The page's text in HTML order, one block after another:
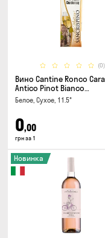
(0)
Вино Cantine Ronco
Antico Pinot Bianco
Chardonnay Rubicone IGT
Белое, Сухое, 11.5°
0,00
грн за 1
Новинка